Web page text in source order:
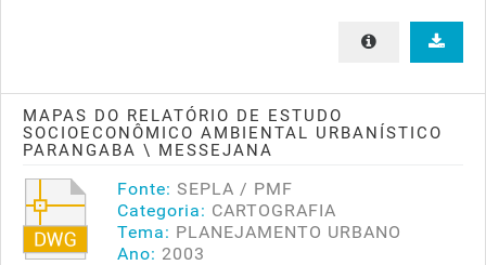
MAPAS DO RELATÓRIO DE ESTUDO
SOCIOECONÔMICO AMBIENTAL URBANÍSTICO
PARANGABA \ MESSEJANA
Fonte: SEPLA / PMF
Categoria: CARTOGRAFIA
Tema: PLANEJAMENTO URBANO
Ano: 2003